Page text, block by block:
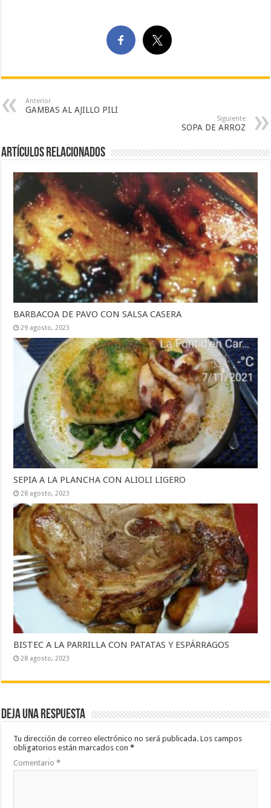
Anterior
GAMBAS AL AJILLO PILI
Siguiente
SOPA DE ARROZ
Artículos Relacionados
BARBACOA DE PAVO CON SALSA CASERA
29 agosto, 2023
SEPIA A LA PLANCHA CON ALIOLI LIGERO
28 agosto, 2023
BISTEC A LA PARRILLA CON PATATAS Y ESPÁRRAGOS
28 agosto, 2023
Deja una respuesta
Tu dirección de correo electrónico no será publicada. Los campos
obligatorios están marcados con*
Comentario*